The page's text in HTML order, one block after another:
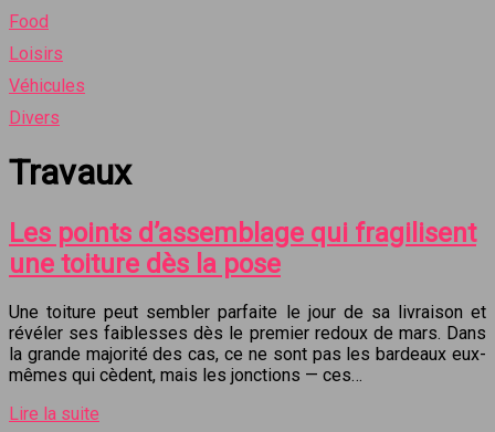
Food
Loisirs
Véhicules
Divers
Travaux
Les points d’assemblage qui fragilisent
une toiture dès la pose
Une toiture peut sembler parfaite le jour de sa livraison et
révéler ses faiblesses dès le premier redoux de mars. Dans
la grande majorité des cas, ce ne sont pas les bardeaux eux-
mêmes qui cèdent, mais les jonctions — ces…
Lire la suite